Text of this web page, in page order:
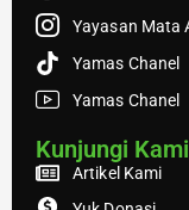
Yayasan Mata
Yamas Chanel
Yamas Chanel
Kunjungi Kami
Artikel Kami